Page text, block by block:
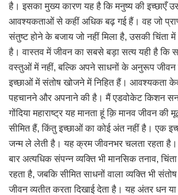
है। इसका मुख्य कारण यह है कि मनुष्य की इच्छाएँ
आवश्यकताओं से कहीं अधिक बढ़ गई हैं। वह जो
संतुष्ट होने के बजाय जो नहीं मिला है, उसकी चिंता में
है। वास्तव में जीवन का सबसे बड़ा सत्य यही है कि
वस्तुओं में नहीं, बल्कि अपने साधनों के अनुरूप जीवन
इच्छाओं में संतोष खोजने में निहित हैं। आवश्यकता
पहचानने और अपनाने की है। मैं एडवोकेट किशन
गोंदिया महाराष्ट्र यह मानता हूं क़ि मानव जीवन
सीमित हैं, किंतु इच्छाओं का कोई अंत नहीं है। एक
जन्म ले लेती है। यह क्रम जीवनभर चलता रहता
बार अत्यधिक संपन्न व्यक्ति भी मानसिक तनाव,
रहता है, जबकि सीमित साधनों वाला व्यक्ति भी
जीवन व्यतीत करता दिखाई देता है। यह अंतर धन